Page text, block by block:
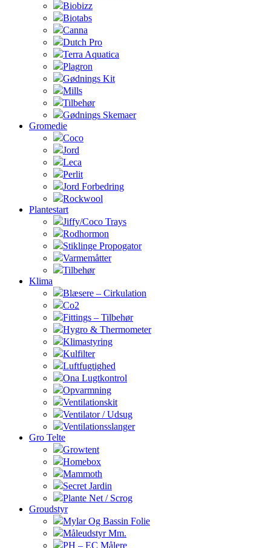
Biobizz
Biotabs
Canna
Dutch Pro
Terra Aquatica
Plagron
Gødnings Kit
Mills
Tilbehør
Gødnings Skemaer
Gromedie
Coco
Jord
Leca
Perlit
Jord Forbedring
Rockwool
Plantestart
Jiffy/Coco Trays
Rodhormon
Stiklinge Propogator
Varmemåtter
Tilbehør
Klima
Blæsere – Cirkulation
Co2
Fittings – Tilbehør
Hygro & Thermometer
Klimastyring
Kulfilter
Luftfugtighed
Ona Lugtkontrol
Opvarmning
Ventilationskit
Ventilator / Udsug
Ventilationsslanger
Gro Telte
Growtent
Homebox
Mammoth
Secret Jardin
Plante Net / Scrog
Groudstyr
Mylar Og Bassin Folie
Måleudstyr Mm.
PH – EC Målere